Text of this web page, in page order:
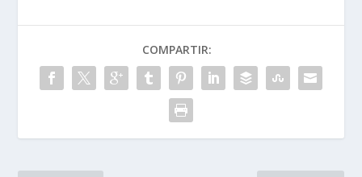
COMPARTIR: